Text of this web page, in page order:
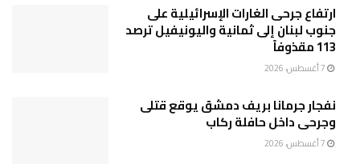
ارتفاع جرحى الغارات الإسرائيلية على
جنوب لبنان إلى ثمانية واليونيفيل ترصد
113 مقذوفاً
نفجار جرمانا بريف دمشق يوقع قتلى
وجرحى داخل حافلة ركاب